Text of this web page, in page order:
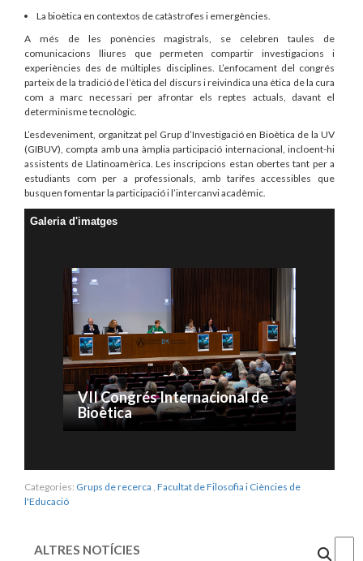
La bioètica en contextos de catàstrofes i emergències.
A més de les ponències magistrals, se celebren taules de
comunicacions lliures que permeten compartir investigacions i
experiències des de múltiples disciplines. L’enfocament del congrés
parteix de la tradició de l’ètica del discurs i reivindica una ètica de la cura
com a marc necessari per afrontar els reptes actuals, davant el
determinisme tecnològic.
L’esdeveniment, organitzat pel Grup d’Investigació en Bioètica de la UV
(GIBUV), compta amb una àmplia participació internacional, incloent-hi
assistents de Llatinoamèrica. Les inscripcions estan obertes tant per a
estudiants com per a professionals, amb tarifes accessibles que
busquen fomentar la participació i l’intercanvi acadèmic.
Galeria d'imatges
VII Congrés Internacional de
Bioètica
Categories: Grups de recerca , Facultat de Filosofia i Ciències de
l'Educació
ALTRES NOTÍCIES